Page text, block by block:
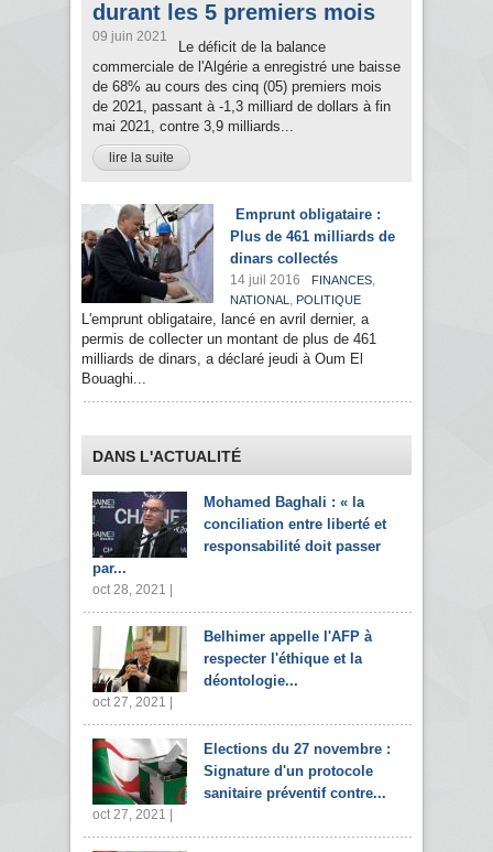
durant les 5 premiers mois
09 juin 2021
Le déficit de la balance
commerciale de l'Algérie a enregistré une baisse
de 68% au cours des cinq (05) premiers mois
de 2021, passant à -1,3 milliard de dollars à fin
mai 2021, contre 3,9 milliards...
lire la suite
Emprunt obligataire :
Plus de 461 milliards de
dinars collectés
14 juil 2016 FINANCES,
NATIONAL , POLITIQUE
L'emprunt obligataire, lancé en avril dernier, a
permis de collecter un montant de plus de 461
milliards de dinars, a déclaré jeudi à Oum El
Bouaghi...
DANS L'ACTUALITÉ
Mohamed Baghali : « la
conciliation entre liberté et
responsabilité doit passer
par...
oct 28, 2021 |
Belhimer appelle l'AFP à
respecter l'éthique et la
déontologie...
oct 27, 2021 |
Elections du 27 novembre :
Signature d'un protocole
sanitaire préventif contre...
oct 27, 2021 |